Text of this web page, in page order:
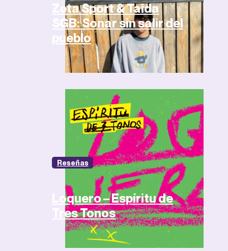
Zeta Sport & Taida
SGB: Sonar sin salir del
pueblo
Reseñas
Loquero – Espíritu de
Tres Tonos